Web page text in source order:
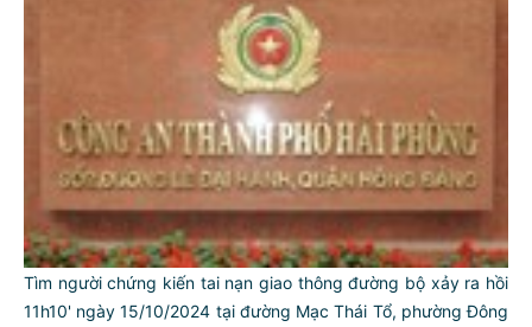
Tìm người chứng kiến tai nạn giao thông đường bộ xảy ra hồi
11h10' ngày 15/10/2024 tại đường Mạc Thái Tổ, phường Đông